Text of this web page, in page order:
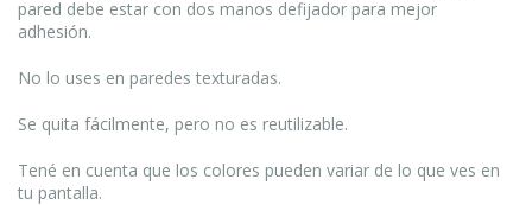
pared debe estar con dos manos defijador para mejor
adhesión.
No lo uses en paredes texturadas.
Se quita fácilmente, pero no es reutilizable.
Tené en cuenta que los colores pueden variar de lo que ves en
tu pantalla.